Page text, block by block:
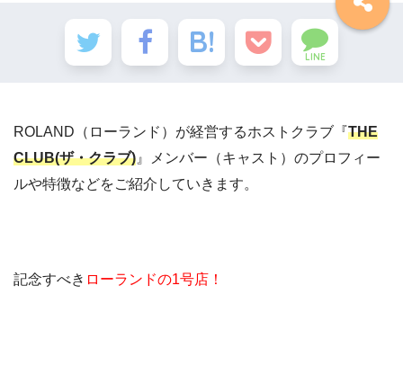
LINE
ROLAND（ローランド）が経営するホストクラブ『THE
CLUB(ザ・クラブ) 』メンバー（キャスト）のプロフィー
ルや特徴などをご紹介していきます。
記念すべき ローランドの1号店！